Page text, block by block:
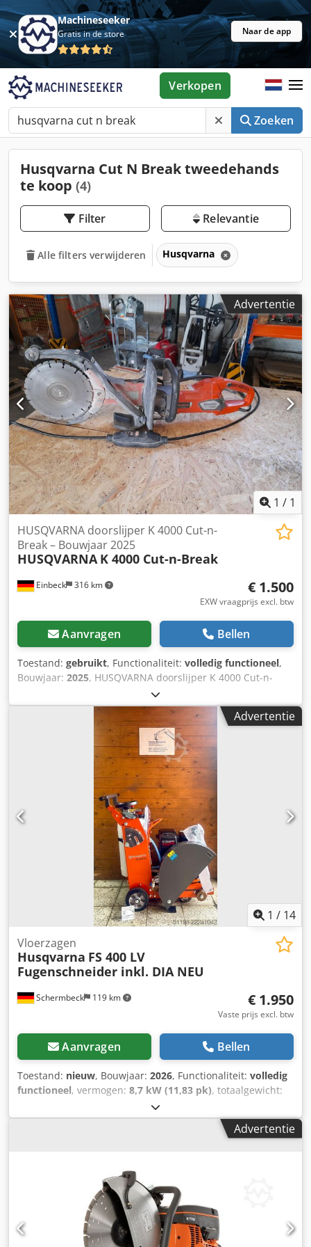
Machineseeker
Gratis in de store Naar de app
Zoeken
Verkopen
Husqvarna Cut N Break tweedehands
te koop (4)
Filter Relevantie
Alle filters verwijderen Husqvarna
Advertentie
1 / 1
Einbeck 316 km
HUSQVARNA doorslijper K 4000 Cut-n-
Break – Bouwjaar 2025
HUSQVARNA K 4000 Cut-n-Break
€ 1.500
EXW vraagprijs excl. btw
Aanvragen Bellen
Toestand: gebruikt, Functionaliteit: volledig functioneel,
Bouwjaar: 2025, HUSQVARNA doorslijper K 4000 Cut-n-
Break — bouwjaar 2025 Gebruikt uit het professionele
verhuurpark van Kurt König Baumaschinen GmbH,
Einbeck. Staat & opmerkingen: - Staat: Gebruikt uit
verhuur, regelmatig onderhouden Dodpfx Aney A Hapscokr
- Werking: Volledig functioneel - Productfoto’s volgen — bij
interesse kunt u contact opnemen voor actuele foto’s -
Bezichtiging mogelijk op afspraak in 37574 Einbeck Prijs:
1.600 EUR excl. btw | EXW Einbeck | Levering op aanvraag
Advertentie
1 / 14
Schermbeck 119 km
Vloerzagen
Husqvarna FS 400 LV
Fugenschneider inkl. DIA NEU
€ 1.950
Vaste prijs excl. btw
Aanvragen Bellen
Toestand: nieuw, Bouwjaar: 2026, Functionaliteit: volledig
functioneel, vermogen: 8,7 kW (11,83 pk), totaalgewicht:
, Husqvarna FS 400 LV voegenzaag incl. DIA – NIEUW
| 187 mm snijdiepte | 500 mm zaagblad | Honda GX 390
benzinemotor Artikelnummer: 967 79 65 01 Technische
Asgat: 25,4 mm Max. snijdiepte: 187 mm Motor: Honda GX
390 benzine Motorvermogen: 8,7 kW (ca. 11,8 pk)
Brandstof: Benzine Brandstofverbruik: ca. 4,3 l/u
Watertank: geïntegreerd Startsysteem: trekstart Dksdpfx
Ajzh D Ewoncsr Highlights & uitrusting: - Robuuste
Advertentie